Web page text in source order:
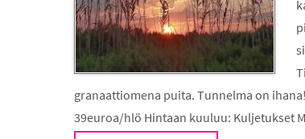
granaattiomena puita. Tunnelma on
39euroa/hlö Hintaan kuuluu: Kuljetukset